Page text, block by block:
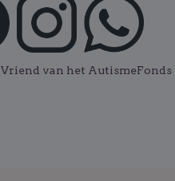
Vriend van het AutismeFonds